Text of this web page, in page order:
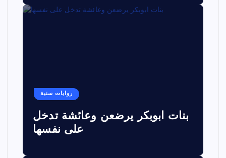
روايات سنية
بنات ابوبكر يرضعن وعائشة تدخل
على نفسها